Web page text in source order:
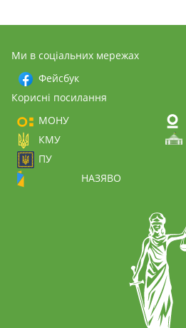
Ми в соціальних мережах
Фейсбук
Корисні посилання
МОНУ
КМУ
ПУ
НАЗЯВО